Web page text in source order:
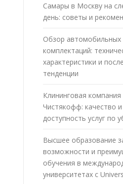
Самары в Москву на
день: советы и
Обзор автомобильных
комплектаций:
характеристики и
тенденции
Клининговая
Чистякофф: качество и
доступность услуг по
Высшее образование
возможности и
обучения в
университетах с